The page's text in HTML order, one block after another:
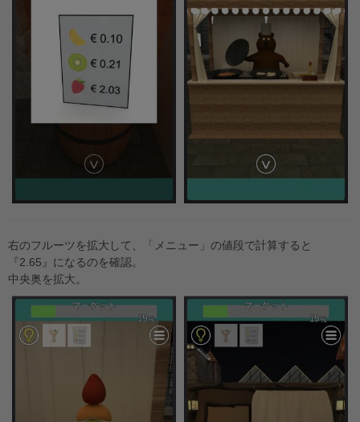
右のフルーツを拡大して、「メニュー」の値段で計算すると
『2.65』になるのを確認。
中央奥を拡大。